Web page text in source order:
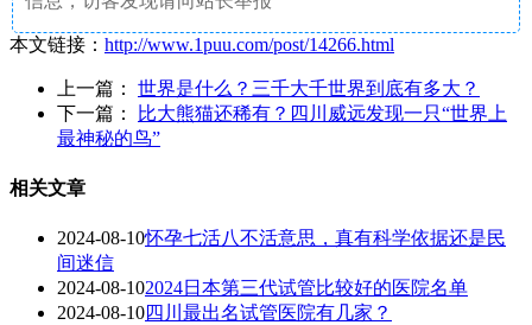
本文链接： http://www.1puu.com/post/14266.html
上一篇： 世界是什么？三千大千世界到底有多大？
下一篇：
比大熊猫还稀有？四川威远发现一只“世界上
最神秘的鸟”
相关文章
2024-08-10怀孕七活八不活意思，真有科学依据还是民
间迷信
2024-08-102024日本第三代试管比较好的医院名单
2024-08-10四川最出名试管医院有几家？